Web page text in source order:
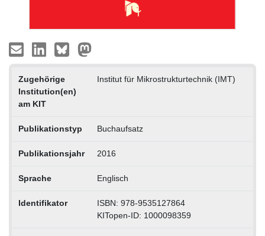
Zugehörige
Institution(en)
am KIT
Institut für Mikrostrukturtechnik (IMT)
Publikationstyp Buchaufsatz
Publikationsjahr 2016
Sprache Englisch
Identifikator
ISBN: 978-9535127864
KITopen-ID: 1000098359